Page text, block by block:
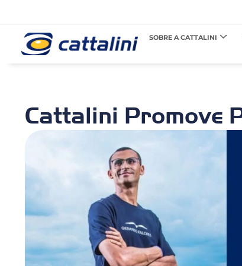
SOBRE A CATTALINI
Cattalini Promove